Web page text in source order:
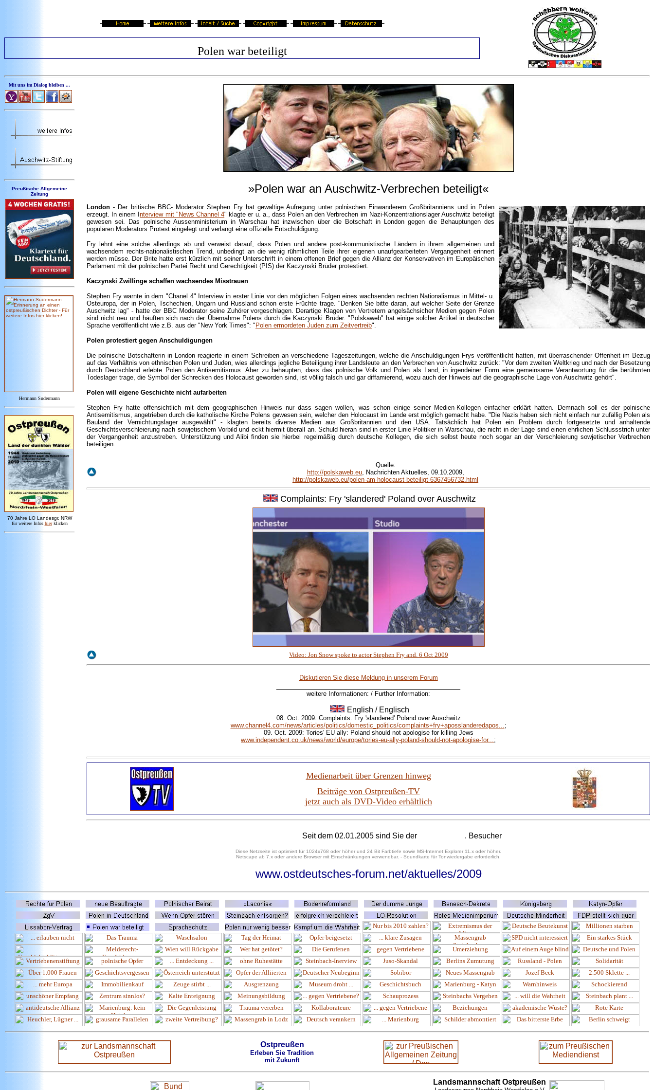
Polen war beteiligt
Mit uns im Dialog bleiben ...
Preußische Allgemeine
Zeitung
Hermann Sudermann
70 Jahre LO Landesgr. NRW
für weitere Infos hier klicken
»Polen war an Auschwitz-Verbrechen beteiligt«
London - Der britische BBC- Moderator Stephen Fry hat gewaltige Aufregung unter polnischen Einwanderern Großbritanniens und in Polen
erzeugt. In einem Interview mit "News Channel 4" klagte er u. a., dass Polen an den Verbrechen im Nazi-Konzentrationslager Auschwitz beteiligt
gewesen sei. Das polnische Aussenministerium in Warschau hat inzwischen über die Botschaft in London gegen die Behauptungen des
populären Moderators Protest eingelegt und verlangt eine offizielle Entschuldigung.
Fry lehnt eine solche allerdings ab und verweist darauf, dass Polen und andere post-kommunistische Ländern in ihrem allgemeinen und
wachsendem rechts-nationalistischen Trend, unbedingt an die wenig rühmlichen Teile ihrer eigenen unaufgearbeiteten Vergangenheit erinnert
werden müsse. Der Brite hatte erst kürzlich mit seiner Unterschrift in einem offenen Brief gegen die Allianz der Konservativen im Europäischen
Parlament mit der polnischen Partei Recht und Gerechtigkeit (PIS) der Kaczynski Brüder protestiert.
Kaczynski Zwillinge schaffen wachsendes Misstrauen
Stephen Fry warnte in dem "Chanel 4" Interview in erster Linie vor den möglichen Folgen eines wachsenden rechten Nationalismus in Mittel- u.
Osteuropa, der in Polen, Tschechien, Ungarn und Russland schon erste Früchte trage. "Denken Sie bitte daran, auf welcher Seite der Grenze
Auschwitz lag" - hatte der BBC Moderator seine Zuhörer vorgeschlagen. Derartige Klagen von Vertretern angelsächsicher Medien gegen Polen
sind nicht neu und häuften sich nach der Übernahme Polens durch die Kaczynski Brüder. "Polskaweb" hat einige solcher Artikel in deutscher
Sprache veröffentlicht wie z.B. aus der "New York Times": " Polen ermordeten Juden zum Zeitvertreib".
Polen protestiert gegen Anschuldigungen
Die polnische Botschafterin in London reagierte in einem Schreiben an verschiedene Tageszeitungen, welche die Anschuldigungen Frys veröffentlicht hatten, mit überraschender Offenheit im Bezug
auf das Verhältnis von ethnischen Polen und Juden, wies allerdings jegliche Beteiligung ihrer Landsleute an den Verbrechen von Auschwitz zurück: "Vor dem zweiten Weltkrieg und nach der Besetzung
durch Deutschland erlebte Polen den Antisemitismus. Aber zu behaupten, dass das polnische Volk und Polen als Land, in irgendeiner Form eine gemeinsame Verantwortung für die berühmten
Todeslager trage, die Symbol der Schrecken des Holocaust geworden sind, ist völlig falsch und gar diffamierend, wozu auch der Hinweis auf die geographische Lage von Auschwitz gehört".
Polen will eigene Geschichte nicht aufarbeiten
Stephen Fry hatte offensichtlich mit dem geographischen Hinweis nur dass sagen wollen, was schon einige seiner Medien-Kollegen einfacher erklärt hatten. Demnach soll es der polnische
Antisemitismus, angetrieben durch die katholische Kirche Polens gewesen sein, welcher den Holocaust im Lande erst möglich gemacht habe. "Die Nazis haben sich nicht einfach nur zufällig Polen als
Bauland der Vernichtungslager ausgewählt" - klagten bereits diverse Medien aus Großbritannien und den USA. Tatsächlich hat Polen ein Problem durch fortgesetzte und anhaltende
Geschichtsverschleierung nach sowjetischem Vorbild und eckt hiermit überall an. Schuld hieran sind in erster Linie Politiker in Warschau, die nicht in der Lage sind einen ehrlichen Schlussstrich unter
der Vergangenheit anzustreben. Unterstützung und Alibi finden sie hierbei regelmäßig durch deutsche Kollegen, die sich selbst heute noch sogar an der Verschleierung sowjetischer Verbrechen
beteiligen.
Quelle:
http://polskaweb.eu, Nachrichten Aktuelles, 09.10.2009,
http://polskaweb.eu/polen-am-holocaust-beteiligt-6367456732.html
Complaints: Fry 'slandered' Poland over Auschwitz
Video: Jon Snow spoke to actor Stephen Fry and. 6 Oct 2009
Diskutieren Sie diese Meldung in unserem Forum
weitere Informationen: / Further Information:
English / Englisch
08. Oct. 2009: Complaints: Fry 'slandered' Poland over Auschwitz
www.channel4.com/news/articles/politics/domestic_politics/complaints+fry+aposslanderedapos...;
09. Oct. 2009: Tories' EU ally: Poland should not apologise for killing Jews
www.independent.co.uk/news/world/europe/tories-eu-ally-poland-should-not-apologise-for...;
Medienarbeit über Grenzen hinweg
Beiträge von Ostpreußen-TV
jetzt auch als DVD-Video erhältlich
Seit dem 02.01.2005 sind Sie der . Besucher
Diese Netzseite ist optimiert für 1024x768 oder höher und 24 Bit Farbtiefe sowie MS-Internet Explorer 11.x oder höher.
Netscape ab 7.x oder andere Browser mit Einschränkungen verwendbar. - Soundkarte für Tonwiedergabe erforderlich.
www.ostdeutsches-forum.net/aktuelles/2009
Ostpreußen
Erleben Sie Tradition
mit Zukunft
Landsmannschaft Ostpreußen